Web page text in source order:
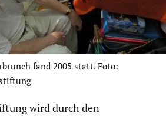
fand 2005 statt. Foto:
wird durch den